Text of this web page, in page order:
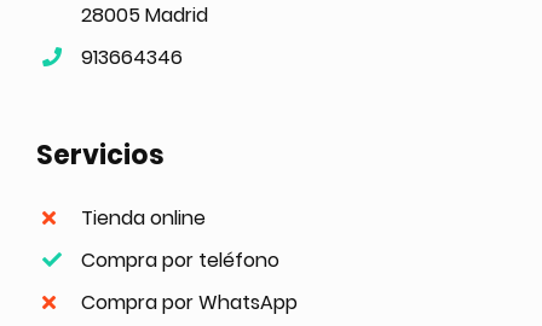
28005 Madrid
913664346
Servicios
Tienda online
Compra por teléfono
Compra por WhatsApp